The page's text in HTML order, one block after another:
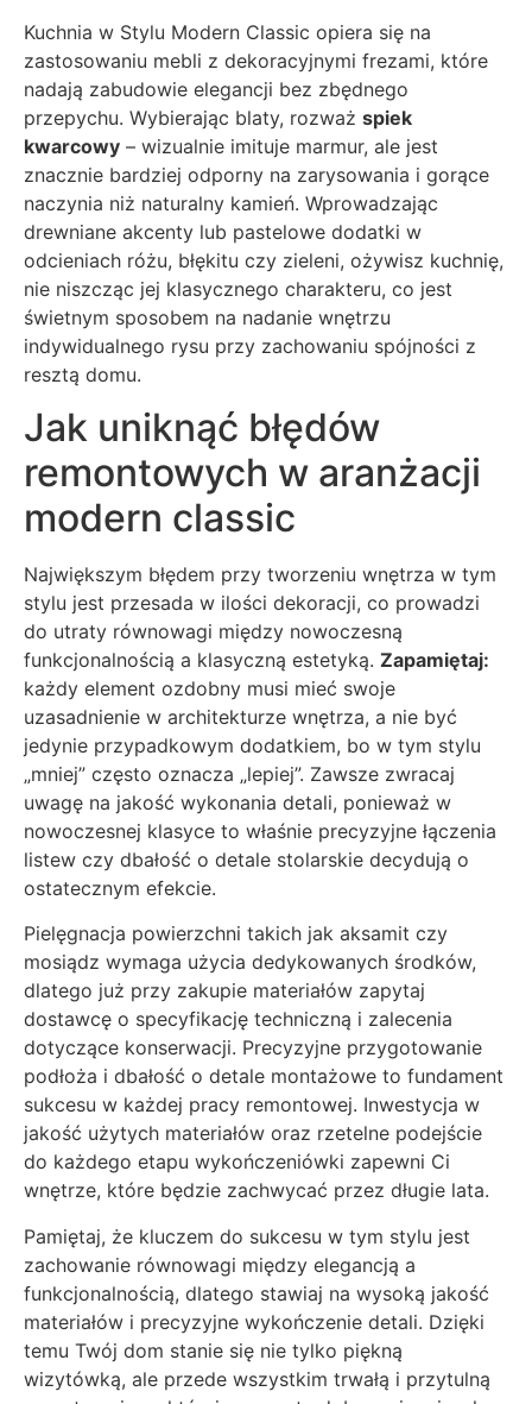
Kuchnia w Stylu Modern Classic opiera się na
zastosowaniu mebli z dekoracyjnymi frezami, które
nadają zabudowie elegancji bez zbędnego
przepychu. Wybierając blaty, rozważ spiek
kwarcowy – wizualnie imituje marmur, ale jest
znacznie bardziej odporny na zarysowania i gorące
naczynia niż naturalny kamień. Wprowadzając
drewniane akcenty lub pastelowe dodatki w
odcieniach różu, błękitu czy zieleni, ożywisz kuchnię,
nie niszcząc jej klasycznego charakteru, co jest
świetnym sposobem na nadanie wnętrzu
indywidualnego rysu przy zachowaniu spójności z
resztą domu.
Jak uniknąć błędów
remontowych w aranżacji
modern classic
Największym błędem przy tworzeniu wnętrza w tym
stylu jest przesada w ilości dekoracji, co prowadzi
do utraty równowagi między nowoczesną
funkcjonalnością a klasyczną estetyką. Zapamiętaj:
każdy element ozdobny musi mieć swoje
uzasadnienie w architekturze wnętrza, a nie być
jedynie przypadkowym dodatkiem, bo w tym stylu
„mniej” często oznacza „lepiej”. Zawsze zwracaj
uwagę na jakość wykonania detali, ponieważ w
nowoczesnej klasyce to właśnie precyzyjne łączenia
listew czy dbałość o detale stolarskie decydują o
ostatecznym efekcie.
Pielęgnacja powierzchni takich jak aksamit czy
mosiądz wymaga użycia dedykowanych środków,
dlatego już przy zakupie materiałów zapytaj
dostawcę o specyfikację techniczną i zalecenia
dotyczące konserwacji. Precyzyjne przygotowanie
podłoża i dbałość o detale montażowe to fundament
sukcesu w każdej pracy remontowej. Inwestycja w
jakość użytych materiałów oraz rzetelne podejście
do każdego etapu wykończeniówki zapewni Ci
wnętrze, które będzie zachwycać przez długie lata.
Pamiętaj, że kluczem do sukcesu w tym stylu jest
zachowanie równowagi między elegancją a
funkcjonalnością, dlatego stawiaj na wysoką jakość
materiałów i precyzyjne wykończenie detali. Dzięki
temu Twój dom stanie się nie tylko piękną
wizytówką, ale przede wszystkim trwałą i przytulną